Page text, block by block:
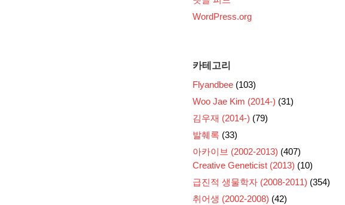
WordPress.org
카테고리
Flyandbee (103)
Woo Jae Kim (2014-) (31)
김우재 (2014-) (79)
발췌록 (33)
아카이브 (2002-2013) (407)
Creative Geneticist (2013) (10)
급진적 생물학자 (2008-2011) (354)
취어생 (2002-2008) (42)